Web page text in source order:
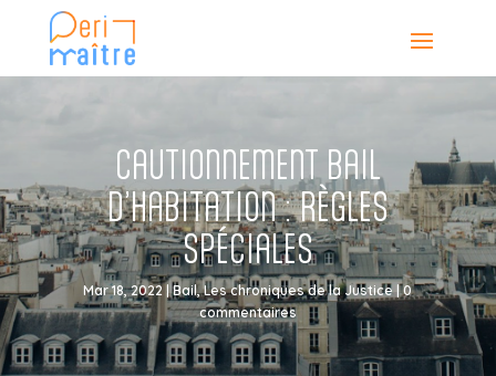
CAUTIONNEMENT BAIL
D’HABITATION : RÈGLES
SPÉCIALES
Mar 18, 2022 |Bail,Les chroniques de la Justice|0
commentaires